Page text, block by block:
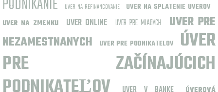
UVER NA REFINANCOVANIE UVER NA SPLATENIE UVEROV
UVER NA ZMENKU UVER ONLINE UVER PRE MLADYCH
UVER PRE
NEZAMESTNANYCH
UVER PRE PODNIKATELOV
ÚVER
PRE ZAČÍNAJÚCICH